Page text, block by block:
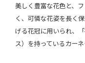
美しく豊富な花色と、
く、可憐な花姿を長く
げる花冠に用いられ、
ス）を持っているカーネ